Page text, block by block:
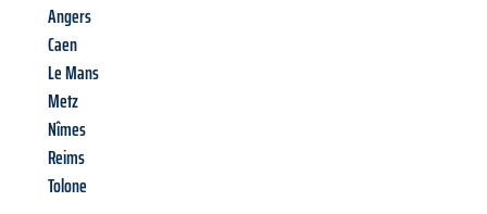
Angers
Caen
Le Mans
Metz
Nîmes
Reims
Tolone